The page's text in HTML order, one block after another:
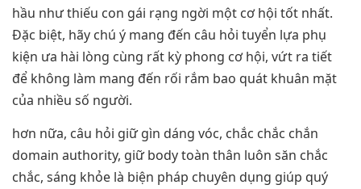
hầu như thiếu con gái rạng ngời một cơ hội tốt nhất.
Đặc biệt, hãy chú ý mang đến câu hỏi tuyển lựa phụ
kiện ưa hài lòng cùng rất kỳ phong cơ hội, vứt ra tiết
để không làm mang đến rối rắm bao quát khuân mặt
của nhiều số người.
hơn nữa, câu hỏi giữ gìn dáng vóc, chắc chắc chắn
domain authority, giữ body toàn thân luôn săn chắc
chắc, sáng khỏe là biện pháp chuyên dụng giúp quý